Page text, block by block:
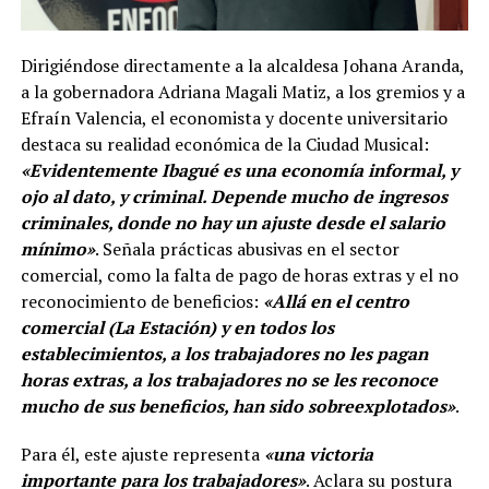
Dirigiéndose directamente a la alcaldesa Johana Aranda,
a la gobernadora Adriana Magali Matiz, a los gremios y a
Efraín Valencia, el economista y docente universitario
destaca su realidad económica de la Ciudad Musical:
«Evidentemente Ibagué es una economía informal, y
ojo al dato, y criminal. Depende mucho de ingresos
criminales, donde no hay un ajuste desde el salario
mínimo». Señala prácticas abusivas en el sector
comercial, como la falta de pago de horas extras y el no
reconocimiento de beneficios: «Allá en el centro
comercial (La Estación) y en todos los
establecimientos, a los trabajadores no les pagan
horas extras, a los trabajadores no se les reconoce
mucho de sus beneficios, han sido sobreexplotados».
Para él, este ajuste representa «una victoria
importante para los trabajadores». Aclara su postura